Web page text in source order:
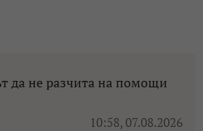
да не разчита на помощи
10:58, 07.08.2026